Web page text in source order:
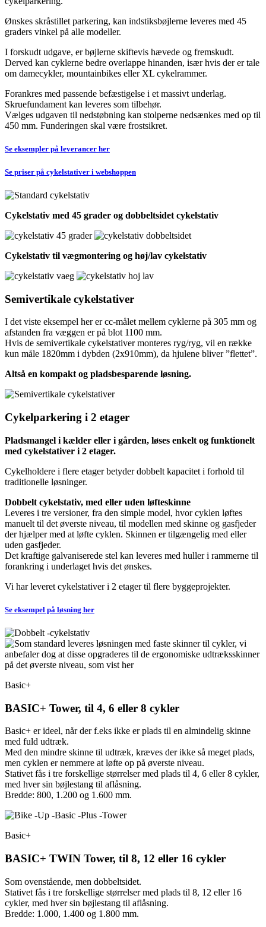
Ønskes skråstillet parkering, kan indstiksbøjlerne leveres med 45
graders vinkel på alle modeller.
I forskudt udgave, er bøjlerne skiftevis hævede og fremskudt.
Derved kan cyklerne bedre overlappe hinanden, især hvis der er tale
om damecykler, mountainbikes eller XL cykelrammer.
Forankres med passende befæstigelse i et massivt underlag.
Skruefundament kan leveres som tilbehør.
Vælges udgaven til nedstøbning kan stolperne nedsænkes med op til
450 mm. Funderingen skal være frostsikret.
Se eksempler på leverancer her
Se priser på cykelstativer i webshoppen
Cykelstativ med 45 grader og dobbeltsidet cykelstativ
Cykelstativ til vægmontering og høj/lav cykelstativ
Semivertikale cykelstativer
I det viste eksempel her er cc-målet mellem cyklerne på 305 mm og
afstanden fra væggen er på blot 1100 mm.
Hvis de semivertikale cykelstativer monteres ryg/ryg, vil en række
kun måle 1820mm i dybden (2x910mm), da hjulene bliver ”flettet”.
Altså en kompakt og pladsbesparende løsning.
Cykelparkering i 2 etager
Pladsmangel i kælder eller i gården, løses enkelt og funktionelt
med cykelstativer i 2 etager.
Cykelholdere i flere etager betyder dobbelt kapacitet i forhold til
traditionelle løsninger.
Dobbelt cykelstativ, med eller uden løfteskinne
Leveres i tre versioner, fra den simple model, hvor cyklen løftes
manuelt til det øverste niveau, til modellen med skinne og gasfjeder
der hjælper med at løfte cyklen. Skinnen er tilgængelig med eller
uden gasfjeder.
Det kraftige galvaniserede stel kan leveres med huller i rammerne til
forankring i underlaget hvis det ønskes.
Vi har leveret cykelstativer i 2 etager til flere byggeprojekter.
Se eksempel på løsning her
Basic+
BASIC+ Tower, til 4, 6 eller 8 cykler
Basic+ er ideel, når der f.eks ikke er plads til en almindelig skinne
med fuld udtræk.
Med den mindre skinne til udtræk, kræves der ikke så meget plads,
men cyklen er nemmere at løfte op på øverste niveau.
Stativet fås i tre forskellige størrelser med plads til 4, 6 eller 8 cykler,
med hver sin bøjlestang til aflåsning.
Bredde: 800, 1.200 og 1.600 mm.
Basic+
BASIC+ TWIN Tower, til 8, 12 eller 16 cykler
Som ovenstående, men dobbeltsidet.
Stativet fås i tre forskellige størrelser med plads til 8, 12 eller 16
cykler, med hver sin bøjlestang til aflåsning.
Bredde: 1.000, 1.400 og 1.800 mm.